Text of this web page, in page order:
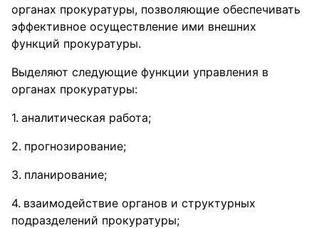
органах прокуратуры, позволяющие обеспечивать
эффективное осуществление ими внешних
функций прокуратуры.
Выделяют следующие функции управления в
органах прокуратуры:
аналитическая работа;
прогнозирование;
планирование;
взаимодействие органов и структурных
подразделений прокуратуры;